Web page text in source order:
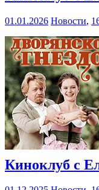
01.01.2026 Новости,
Киноклуб с